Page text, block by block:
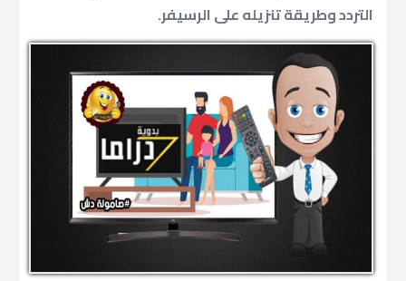
التردد وطريقة تنزيله على الرسيفر.